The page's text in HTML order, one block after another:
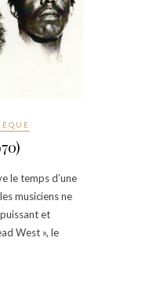
le temps d’une
musiciens ne
et
West », le